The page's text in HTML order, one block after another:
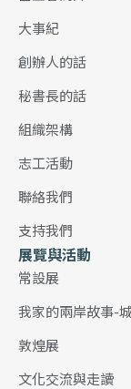
大事紀
創辦人的話
秘書長的話
組織架構
志工活動
聯絡我們
支持我們
展覽與活動
常設展
我家的兩岸故事-
敦煌展
文化交流與走讀